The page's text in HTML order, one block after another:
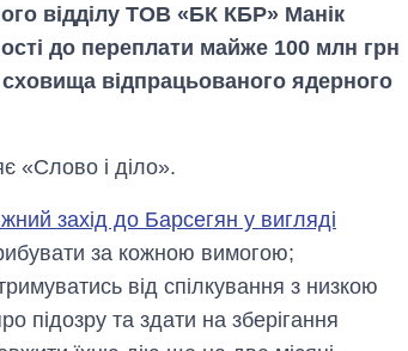
відділу ТОВ «БК КБР» Манік
до переплати майже 100 млн грн
відпрацьованого ядерного
«Слово і діло».
захід до Барсегян у вигляді
за кожною вимогою;
від спілкування з низкою
підозру та здати на зберігання